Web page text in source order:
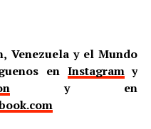
Venezuela y el Mundo
en Instagramy
y en